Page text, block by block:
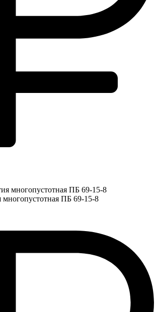
ПБ 69-15-8